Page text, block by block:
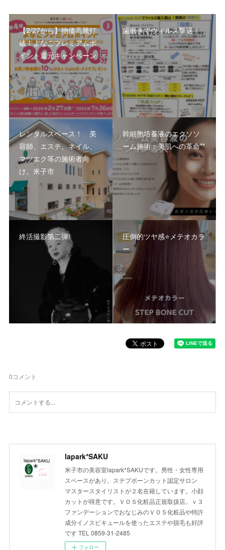
【2/27から】物価高騰打
破！よなごプレミアムポ
イント還元キャンペーン
歯磨きでウィルス撃退！
レンタルスペース！ 美
容師、エステ、ネイル、
マツエク等の施術者向
け。米子市
幹細胞培養液のエクソソ
ーム施術：美肌への革命**
終活撮影第二弾!
圧倒的ツヤ感⭐️メテオカラ
ー
0コメント
lapark*SAKU
米子市の美容室lapark*SAKUです。男性・女性専用
スペースがあり。ステプボーンカット認定サロン
マスタースタイリストが２名在籍しています。小顔
カットが得意です。ＶＯＳ化粧品正規取扱店。ｖ３
ファンデーションでおなじみのＶＯＳ化粧品や特許
成分イノスピキュールを使ったエステや脱毛も好評
です TEL 0859-31-2485
フォロー